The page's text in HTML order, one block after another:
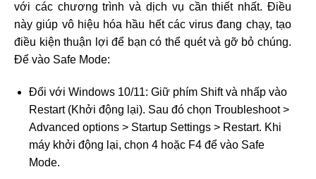
với các chương trình và dịch vụ cần thiết nhất. Điều
này giúp vô hiệu hóa hầu hết các virus đang chạy, tạo
điều kiện thuận lợi để bạn có thể quét và gỡ bỏ chúng.
Để vào Safe Mode:
Đối với Windows 10/11: Giữ phím Shift và nhấp vào
Restart (Khởi động lại). Sau đó chọn Troubleshoot >
Advanced options > Startup Settings > Restart. Khi
máy khởi động lại, chọn 4 hoặc F4 để vào Safe
Mode.